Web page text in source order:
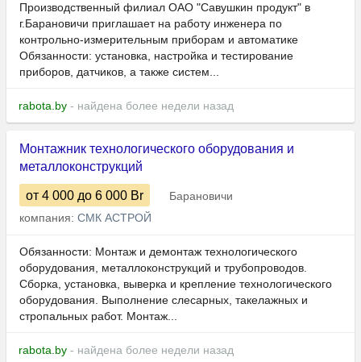
Производственный филиал ОАО "Савушкин продукт" в
г.Барановичи приглашает на работу инженера по
контрольно-измерительным приборам и автоматике
Обязанности: установка, настройка и тестирование
приборов, датчиков, а также систем...
rabota.by - найдена более недели назад
Монтажник технологического оборудования и
металлоконструкций
от 4 000 до 6 000 Br
Барановичи
компания: СМК АСТРОЙ
Обязанности: Монтаж и демонтаж технологического
оборудования, металлоконструкций и трубопроводов.
Сборка, установка, выверка и крепление технологического
оборудования. Выполнение слесарных, такелажных и
стропальных работ. Монтаж...
rabota.by - найдена более недели назад